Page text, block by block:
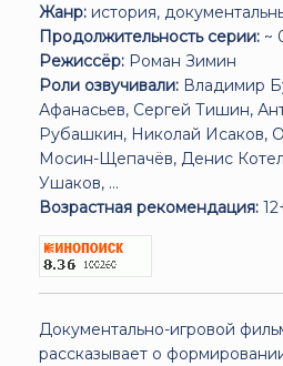
Жанр: история,
Продолжительность серии: ~
Режиссёр: Роман Зимин
Роли озвучивали: Владимир
Афанасьев, Сергей Тишин,
Рубашкин, Николай Исаков,
Мосин-Щепачёв, Денис
Ушаков, ...
Возрастная рекомендация:
Документально-игровой
рассказывает о